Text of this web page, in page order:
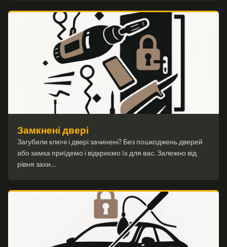
Замкнені двері
Загубили ключі і двері зачинені? Без пошкоджень дверей
або замка приїдемо і відкриємо їх для вас. Залежно від
рівня захи…